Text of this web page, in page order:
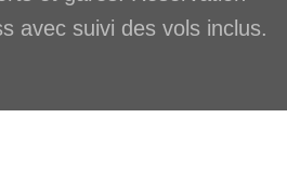
avec suivi des vols inclus.